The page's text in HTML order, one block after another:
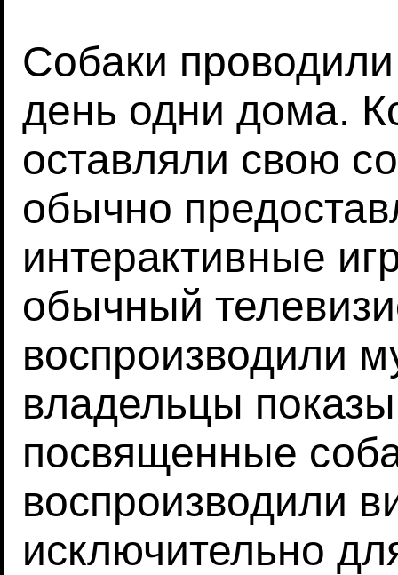
Собаки
день одни дома.
оставляли свою
обычно
интерактивные
обычный
воспроизводили
владельцы
посвященные
воспроизводили
исключительно